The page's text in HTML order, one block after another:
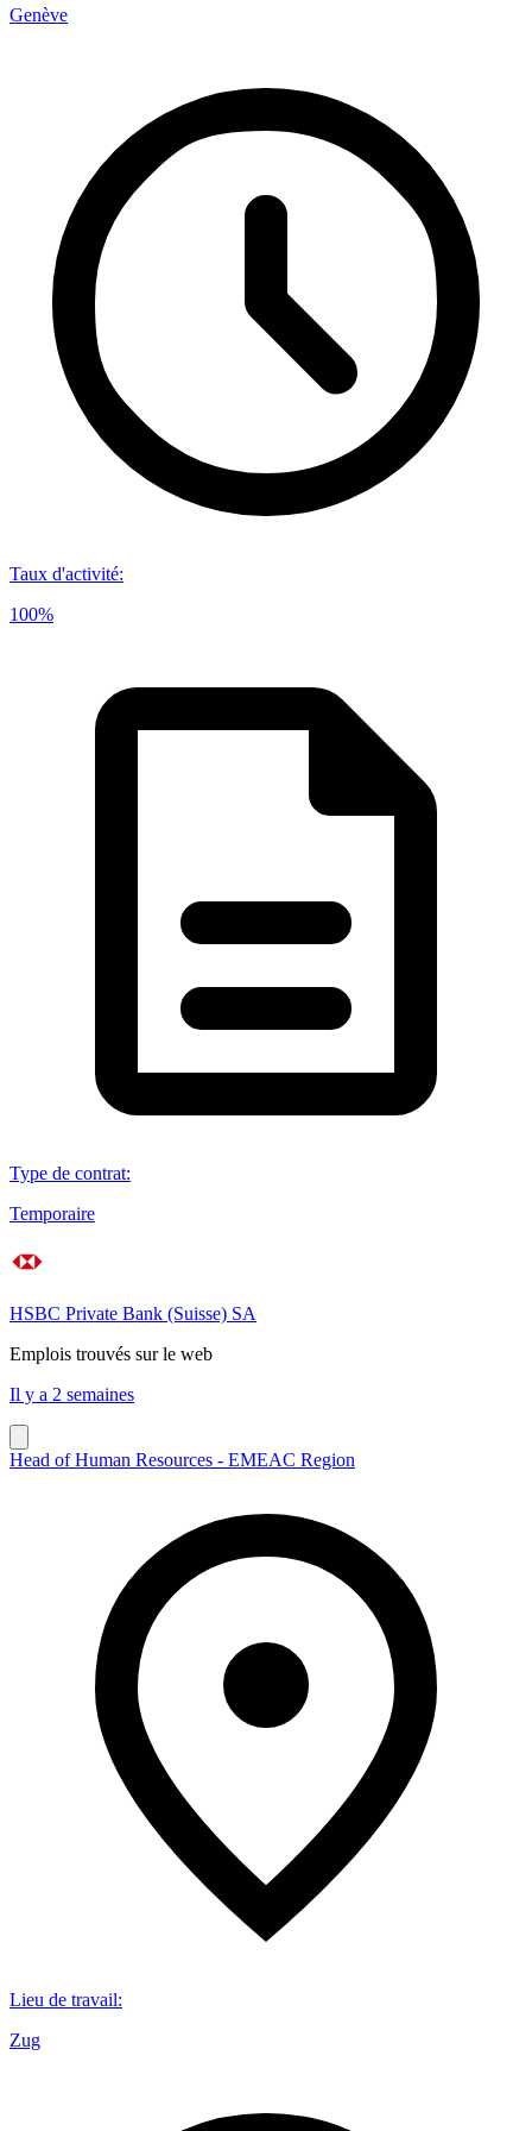
Genève
Taux d'activité:
100%
Type de contrat:
Temporaire
HSBC Private Bank (Suisse) SA
Emplois trouvés sur le web
Il y a 2 semaines
Head of Human Resources - EMEAC Region
Lieu de travail:
Zug